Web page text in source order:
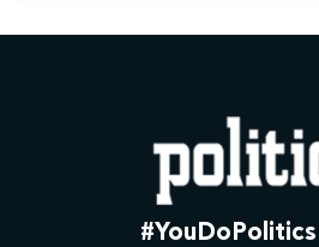
#YouDoPolitics